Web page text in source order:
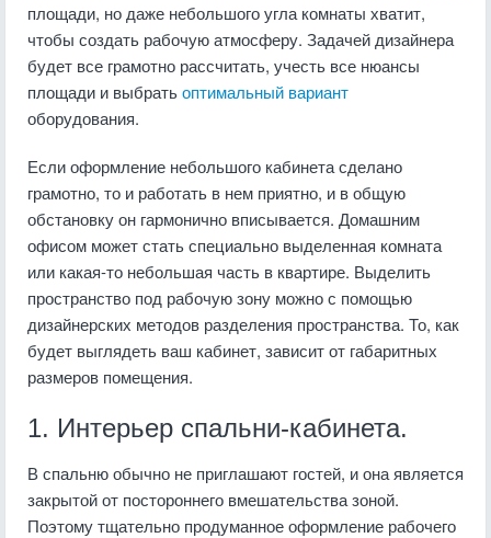
площади, но даже небольшого угла комнаты хватит,
чтобы создать рабочую атмосферу. Задачей дизайнера
будет все грамотно рассчитать, учесть все нюансы
площади и выбратьоптимальный вариант
оборудования.
Если оформление небольшого кабинета сделано
грамотно, то и работать в нем приятно, и в общую
обстановку он гармонично вписывается. Домашним
офисом может стать специально выделенная комната
или какая-то небольшая часть в квартире. Выделить
пространство под рабочую зону можно с помощью
дизайнерских методов разделения пространства. То, как
будет выглядеть ваш кабинет, зависит от габаритных
размеров помещения.
1. Интерьер спальни-кабинета.
В спальню обычно не приглашают гостей, и она является
закрытой от постороннего вмешательства зоной.
Поэтому тщательно продуманное оформление рабочего